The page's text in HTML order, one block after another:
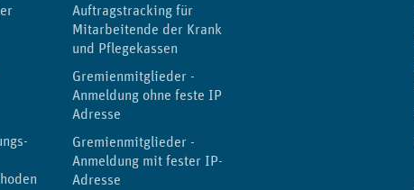
Auftragstracking für
Mitarbeitende der Kranken-
und Pflegekassen
Gremienmitglieder -
Anmeldung ohne feste IP-
Adresse
Gremienmitglieder -
Anmeldung mit fester IP-
Adresse